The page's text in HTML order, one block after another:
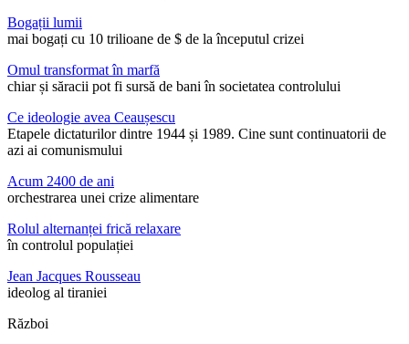
Bogații lumii
mai bogați cu 10 trilioane de $ de la începutul crizei
Omul transformat în marfă
chiar și săracii pot fi sursă de bani în societatea controlului
Ce ideologie avea Ceaușescu
Etapele dictaturilor dintre 1944 și 1989. Cine sunt continuatorii de
azi ai comunismului
Acum 2400 de ani
orchestrarea unei crize alimentare
Rolul alternanței frică relaxare
în controlul populației
Jean Jacques Rousseau
ideolog al tiraniei
Război